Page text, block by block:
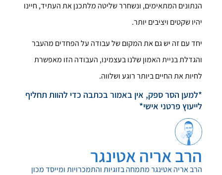
הנתונים המתאימים, ונשחרר שליטה מלתכנן את העתיד, חיינו
יהיו שקטים ויציבים יותר.
יחד עם זה יש גם את המקום של עבודה על הפחדים מהעבר
והגדלת בניית האמון שלנו בעצמינו, העבודה הזו מאפשרת
לחיות את החיים ביותר רוגע ושלווה.
*למען הסר ספק, אין באמור בכתבה כדי להוות תחליף
לייעוץ פרטני אישי*
הרב אריה אטינגר
הרב אריה אטינגר מתמחה בזוגיות והתמכרויות ומייסד מכון